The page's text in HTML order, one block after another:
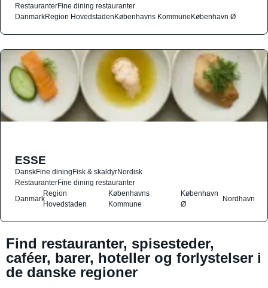
RestauranterFine dining restauranter
DanmarkRegion HovedstadenKøbenhavns KommuneKøbenhavn Ø
ESSE
DanskFine diningFisk & skaldyrNordisk
RestauranterFine dining restauranter
Danmark
Region
Hovedstaden
Københavns
Kommune
København
Ø
Nordhavn
Find restauranter, spisesteder,
caféer, barer, hoteller og forlystelser i
de danske regioner